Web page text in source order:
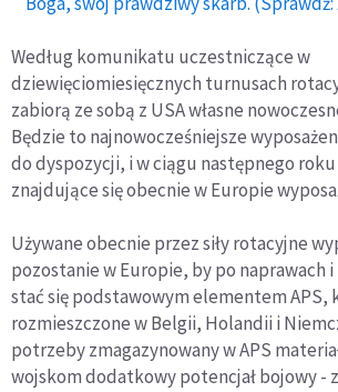
Według komunikatu uczestniczące w
dziewięciomiesięcznych turnusach
zabiorą ze sobą z USA własne
Będzie to najnowocześniejsze
do dyspozycji, i w ciągu następnego
znajdujące się obecnie w Europie
Używane obecnie przez siły rotacyjne
pozostanie w Europie, by po naprawach
stać się podstawowym elementem APS,
rozmieszczone w Belgii, Holandii i
potrzeby zmagazynowany w APS
wojskom dodatkowy potencjał bojowy -